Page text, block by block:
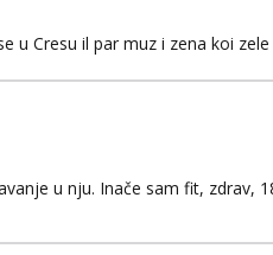
u Cresu il par muz i zena koi
u nju. Inače sam fit, zdrav,